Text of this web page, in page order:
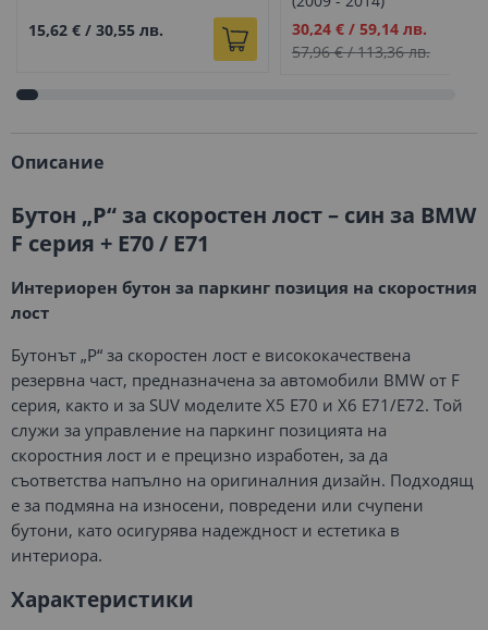
15,62 € / 30,55 лв.
Промо
цена
30,24 €/ 59,14 лв.
57,96 €/113,36 лв.
Описание
Бутон „P“ за скоростен лост – син за BMW
F серия + E70 / E71
Интериорен бутон за паркинг позиция на скоростния
лост
Бутонът „P“ за скоростен лост е висококачествена
резервна част, предназначена за автомобили BMW от F
серия, както и за SUV моделите X5 E70 и X6 E71/E72. Той
служи за управление на паркинг позицията на
скоростния лост и е прецизно изработен, за да
съответства напълно на оригиналния дизайн. Подходящ
е за подмяна на износени, повредени или счупени
бутони, като осигурява надеждност и естетика в
интериора.
Характеристики